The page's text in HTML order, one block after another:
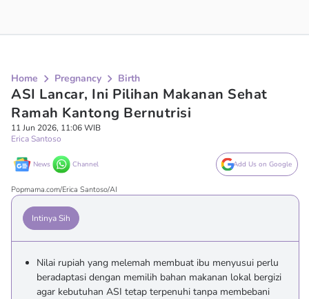
Home Pregnancy Birth
ASI Lancar, Ini Pilihan Makanan Sehat
Ramah Kantong Bernutrisi
11 Jun 2026, 11:06 WIB
Erica Santoso
News Channel Add Us on Google
Popmama.com/Erica Santoso/AI
Intinya Sih
Nilai rupiah yang melemah membuat ibu menyusui perlu
beradaptasi dengan memilih bahan makanan lokal bergizi
agar kebutuhan ASI tetap terpenuhi tanpa membebani